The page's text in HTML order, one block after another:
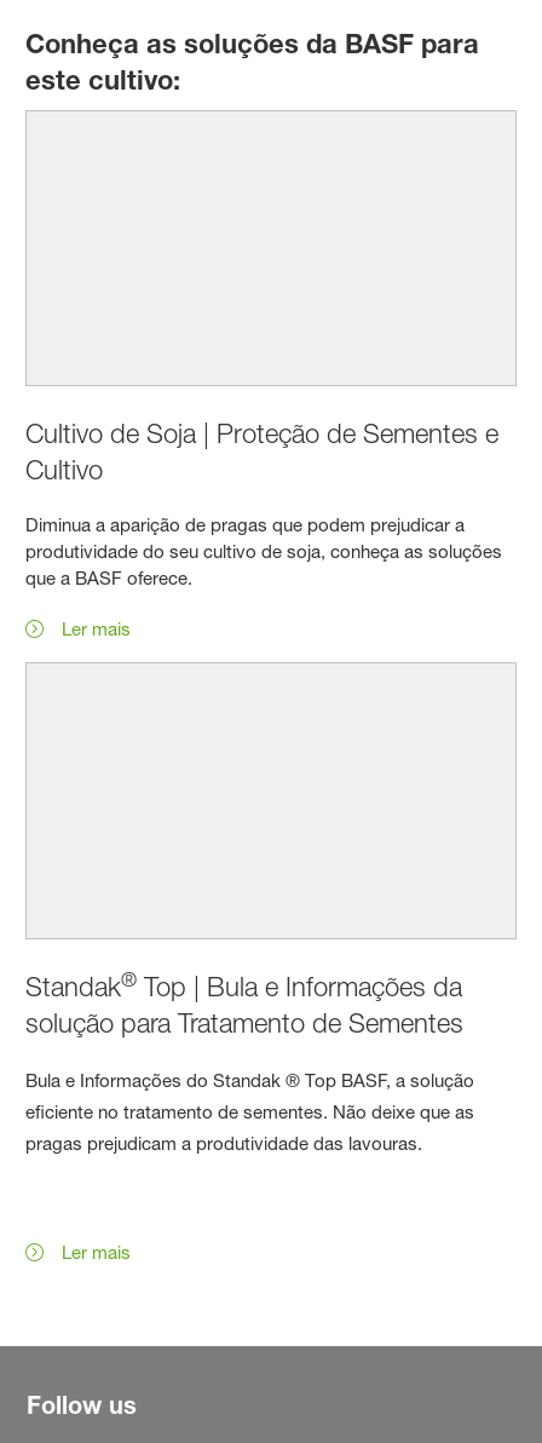
Conheça as soluções da BASF para
este cultivo:
Cultivo de Soja | Proteção de Sementes e
Cultivo
Diminua a aparição de pragas que podem prejudicar a
produtividade do seu cultivo de soja, conheça as soluções
que a BASF oferece.
Ler mais
Standak® Top | Bula e Informações da
solução para Tratamento de Sementes
Bula e Informações do Standak ® Top BASF, a solução
eficiente no tratamento de sementes. Não deixe que as
pragas prejudicam a produtividade das lavouras.
Ler mais
Follow us